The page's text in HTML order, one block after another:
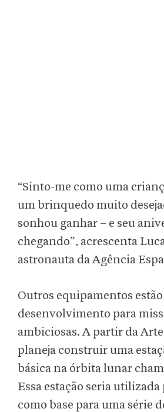
“Sinto-me como uma
um brinquedo muito
sonhou ganhar – e seu
chegando”, acrescenta
astronauta da Agência
Outros equipamentos
desenvolvimento para
ambiciosas. A partir da
planeja construir uma
básica na órbita lunar
Essa estação seria
como base para uma série